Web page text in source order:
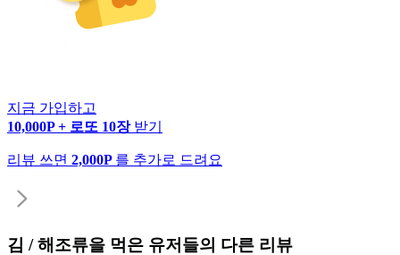
지금 가입하고
10,000P + 로또 10장 받기
리뷰 쓰면 2,000P 를 추가로 드려요
김 / 해조류을 먹은 유저들의 다른 리뷰